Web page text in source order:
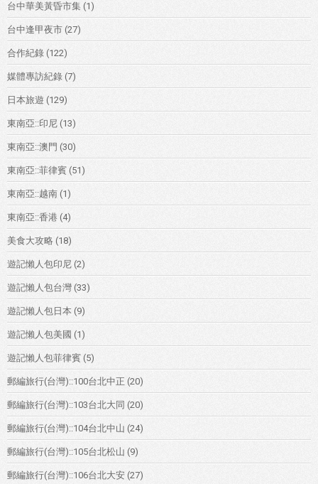
台中華美黃昏市集 (1)
台中逢甲夜市 (27)
合作紀錄 (122)
媒體專訪紀錄 (7)
日本旅遊 (129)
東南亞::印尼 (13)
東南亞::澳門 (30)
東南亞::菲律賓 (51)
東南亞::越南 (1)
東南亞::香港 (4)
美食大攻略 (18)
遊記懶人包印尼 (2)
遊記懶人包台灣 (33)
遊記懶人包日本 (9)
遊記懶人包美國 (1)
遊記懶人包菲律賓 (5)
郵編旅行(台灣)::100台北中正 (20)
郵編旅行(台灣)::103台北大同 (20)
郵編旅行(台灣)::104台北中山 (24)
郵編旅行(台灣)::105台北松山 (9)
郵編旅行(台灣)::106台北大安 (27)